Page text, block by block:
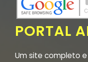
PORTAL
Um site completo